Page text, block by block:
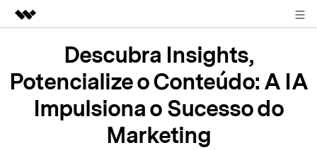
Produtos em destaque
Criatividade digital com IA generativa
Utilitários
Negócios
Visão geral
Sobre nós
Descubra Insights,
Potencialize o Conteúdo: A IA
Impulsiona o Sucesso do
Marketing